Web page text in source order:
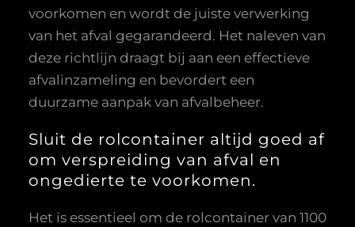
voorkomen en wordt de juiste verwerking
van het afval gegarandeerd. Het naleven van
deze richtlijn draagt bij aan een effectieve
afvalinzameling en bevordert een
duurzame aanpak van afvalbeheer.
Sluit de rolcontainer altijd goed af
om verspreiding van afval en
ongedierte te voorkomen.
Het is essentieel om de rolcontainer van 1100